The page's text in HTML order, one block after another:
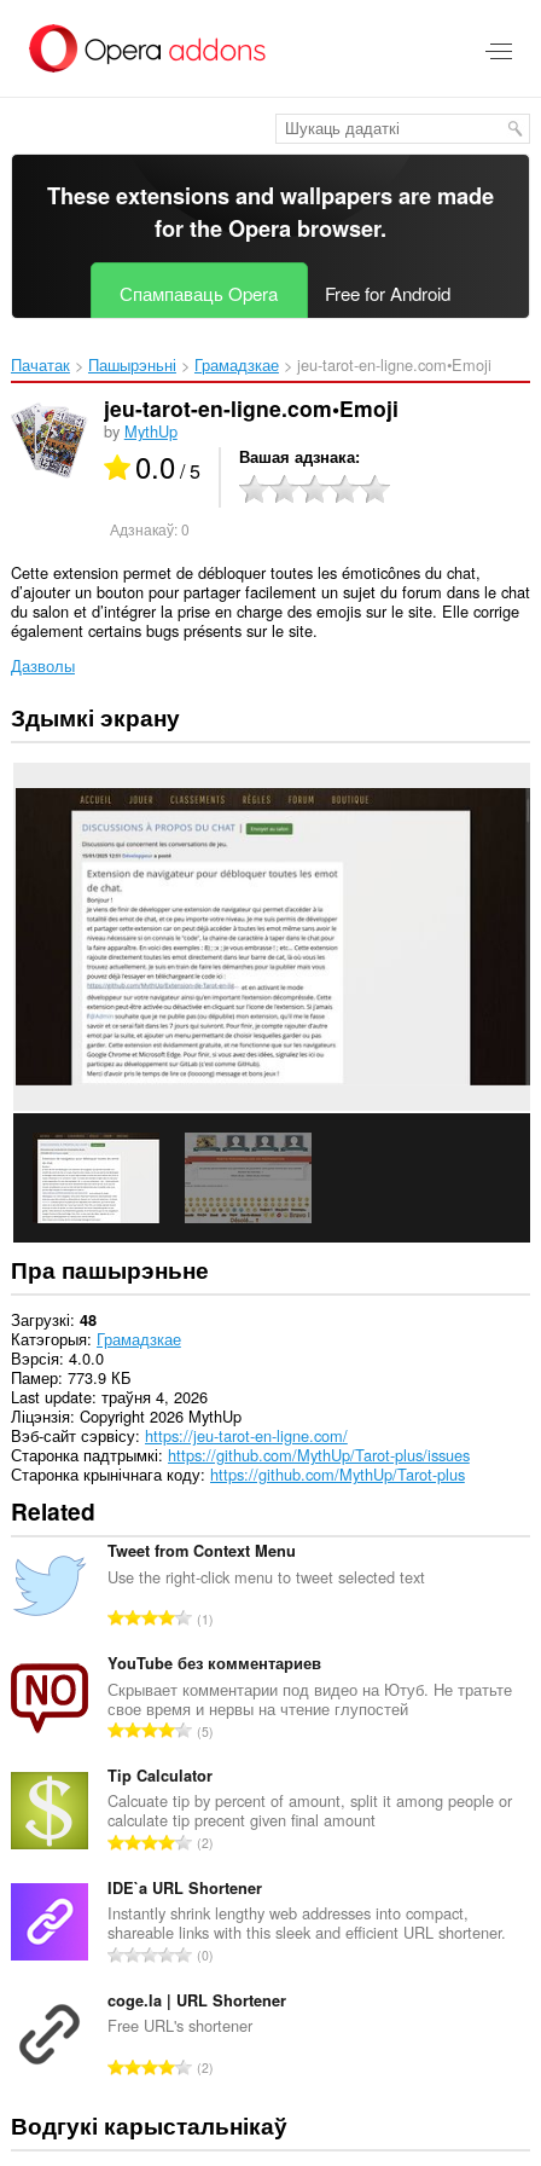
асноўнага
These extensions and wallpapers are made
for theOpera browser.
Спампаваць Opera Free for Android
Пачатак Пашырэньні Грамадзкае jeu-tarot-en-ligne.com•Emoji‎
jeu-tarot-en-ligne.com•Emoji
by MythUp
0.0/ 5 Вашая адзнака
Адзнакаў:0
Cette extension permet de débloquer toutes les émoticônes du chat,
d’ajouter un bouton pour partager facilement un sujet du forum dans le chat
du salon et d’intégrer la prise en charge des emojis sur le site. Elle corrige
également certains bugs présents sur le site.
Дазволы
Гэта
пашырэнне
доступ
пашырэнне
вашых
прагляду.
Здымкі экрану
Пра пашырэньне
Загрузкі 48
Катэгорыя Грамадзкае
Вэрсія 4.0.0
Памер 773.9 КБ
Last update траўня 4, 2026
Ліцэнзія Copyright 2026 MythUp
Вэб-сайт сэрвісу https://jeu-tarot-en-ligne.com/
Старонка падтрымкі https://github.com/MythUp/Tarot-plus/issues
Старонка крынічнага коду https://github.com/MythUp/Tarot-plus
Related
Tweet from Context Menu
Use the right-click menu to tweet selected text
А
з
н
а
к
ў
:
1
YouTube без комментариев
Скрывает комментарии под видео на Ютуб. Не тратьте
свое время и нервы на чтение глупостей
А
з
н
а
к
ў
:
5
Tip Calculator
Calcuate tip by percent of amount, split it among people or
calculate tip precent given final amount
А
з
н
а
к
ў
:
2
IDE`a URL Shortener
Instantly shrink lengthy web addresses into compact,
shareable links with this sleek and efficient URL shortener.
А
з
н
к
ў
:
0
coge.la | URL Shortener
Free URL's shortener
А
н
2
Водгукі карыстальнікаў